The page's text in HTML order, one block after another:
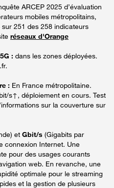
ARCEP 2025 d’évaluation
mobiles métropolitains,
251 des 258 indicateurs
réseaux d'Orange
: dans les zones déployées.
: En France métropolitaine.
s↑, déploiement en cours. Test
sur la couverture sur
et Gbit/s (Gigabits par
connexion Internet. Une
pour des usages courants
web. En revanche, une
optimale pour le streaming
et la gestion de plusieurs